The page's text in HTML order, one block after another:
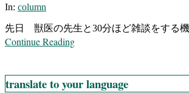
10-
In: column
先日 獣医の先生と30分ほど雑談をする機
Continue Reading
translate to your language